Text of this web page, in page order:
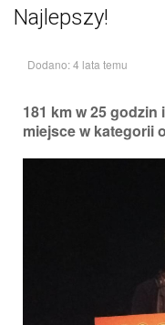
Najlepszy!
Dodano: 4 lata temu
181 km w 25 godzin
miejsce w kategorii